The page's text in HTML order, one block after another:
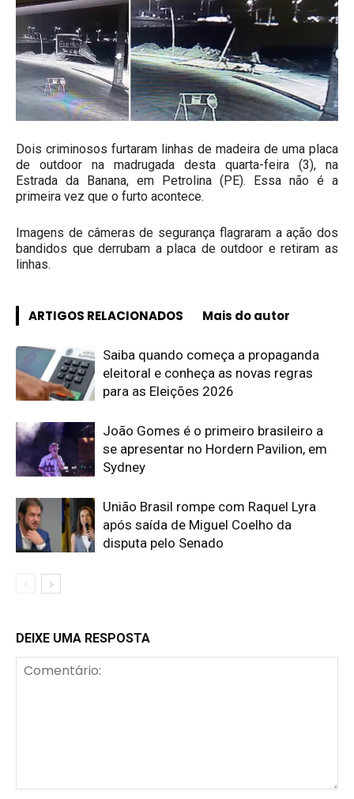
Dois criminosos furtaram linhas de madeira de uma placa
de outdoor na madrugada desta quarta-feira (3), na
Estrada da Banana, em Petrolina (PE). Essa não é a
primeira vez que o furto acontece.
Imagens de câmeras de segurança flagraram a ação dos
bandidos que derrubam a placa de outdoor e retiram as
linhas.
ARTIGOS RELACIONADOS Mais do autor
Saiba quando começa a propaganda
eleitoral e conheça as novas regras
para as Eleições 2026
João Gomes é o primeiro brasileiro a
se apresentar no Hordern Pavilion, em
Sydney
União Brasil rompe com Raquel Lyra
após saída de Miguel Coelho da
disputa pelo Senado
DEIXE UMA RESPOSTA